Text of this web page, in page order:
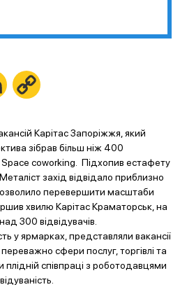
LinkedIn
Карітас Запоріжжя, який
зібрав більш ніж 400
Space coworking. Підхопив естафету
захід відвідало приблизно
перевершити масштаби
хвилю Карітас Краматорськ, на
300 відвідувачів.
у ярмарках, представляли вакансії
сфери послуг, торгівлі та
співпраці з роботодавцями